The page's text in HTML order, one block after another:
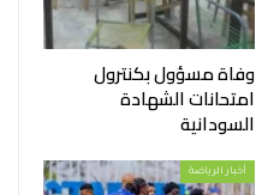
وفاة مسؤول بكنترول
امتحانات الشهادة
السودانية
أخبار الرياضة